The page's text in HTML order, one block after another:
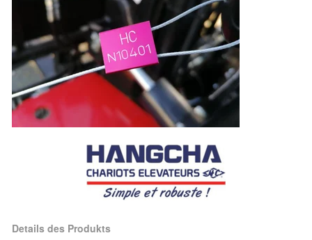
Details des Produkts